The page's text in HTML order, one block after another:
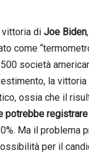
vittoria di Joe Biden
come
società
la
ossia che il
potrebbe
Ma il problema
per il